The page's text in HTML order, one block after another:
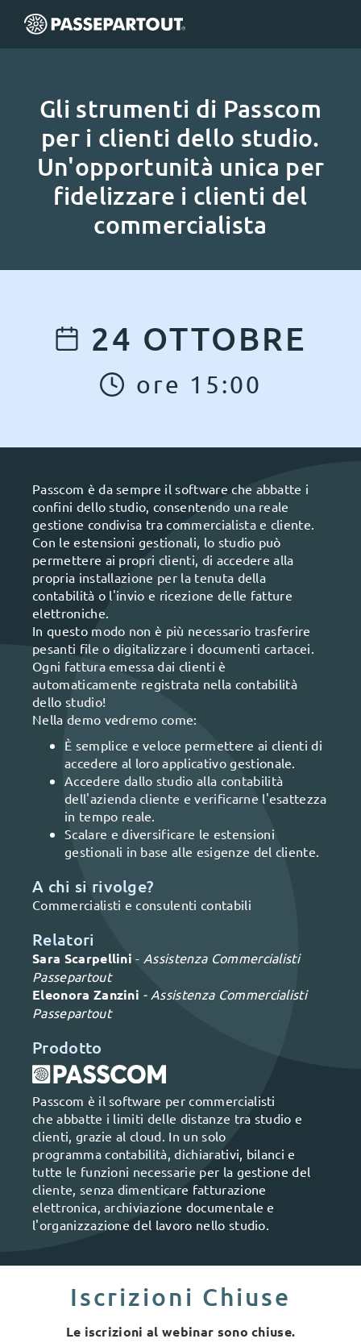
Gli strumenti di Passcom
per i clienti dello studio.
Un'opportunità unica per
fidelizzare i clienti del
commercialista
24 OTTOBRE
ore 15:00
Passcom è da sempre il software che abbatte i
confini dello studio, consentendo una reale
gestione condivisa tra commercialista e cliente.
Con le estensioni gestionali, lo studio può
permettere ai propri clienti, di accedere alla
propria installazione per la tenuta della
contabilità o l'invio e ricezione delle fatture
elettroniche.
In questo modo non è più necessario trasferire
pesanti file o digitalizzare i documenti cartacei.
Ogni fattura emessa dai clienti è
automaticamente registrata nella contabilità
dello studio!
Nella demo vedremo come:
È semplice e veloce permettere ai clienti di
accedere al loro applicativo gestionale.
Accedere dallo studio alla contabilità
dell'azienda cliente e verificarne l'esattezza
in tempo reale.
Scalare e diversificare le estensioni
gestionali in base alle esigenze del cliente.
A chi si rivolge?
Commercialisti e consulenti contabili
Relatori
Sara Scarpellini- Assistenza Commercialisti
Passepartout
Eleonora Zanzini - Assistenza Commercialisti
Passepartout
Prodotto
Passcom è il software per commercialisti
che abbatte i limiti delle distanze tra studio e
clienti, grazie al cloud. In un solo
programma contabilità, dichiarativi, bilanci e
tutte le funzioni necessarie per la gestione del
cliente, senza dimenticare fatturazione
elettronica, archiviazione documentale e
l'organizzazione del lavoro nello studio.
Iscrizioni Chiuse
Le iscrizioni al webinar sono chiuse.